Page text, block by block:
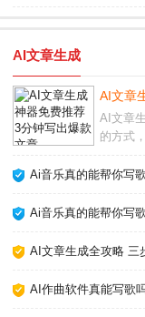
AI文章生成
AI文章
AI文章
的方式
吗？我
成助手
Ai音乐真的能帮你写
Ai音乐真的能帮你写
AI文章生成全攻略 三
AI作曲软件真能写歌